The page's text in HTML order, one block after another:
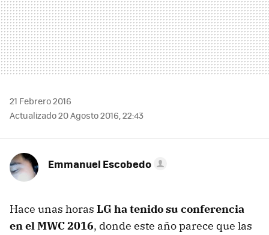
21 Febrero 2016
Actualizado 20 Agosto 2016, 22:43
Emmanuel Escobedo
Hace unas horas LG ha tenido su conferencia
en el MWC 2016, donde este año parece que las